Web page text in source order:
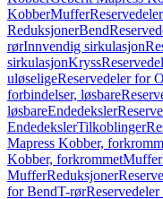
KobberMuffer
ReduksjonerBend
rørInnvendig sirkulasjon
sirkulasjonKryss
uløseligeReservedeler for
forbindelser, løsbare
løsbareEndedeksler
EndedekslerTilkoblinger
Mapress Kobber,
Kobber, forkrommetMuffer
MufferReduksjoner
for BendT-rør